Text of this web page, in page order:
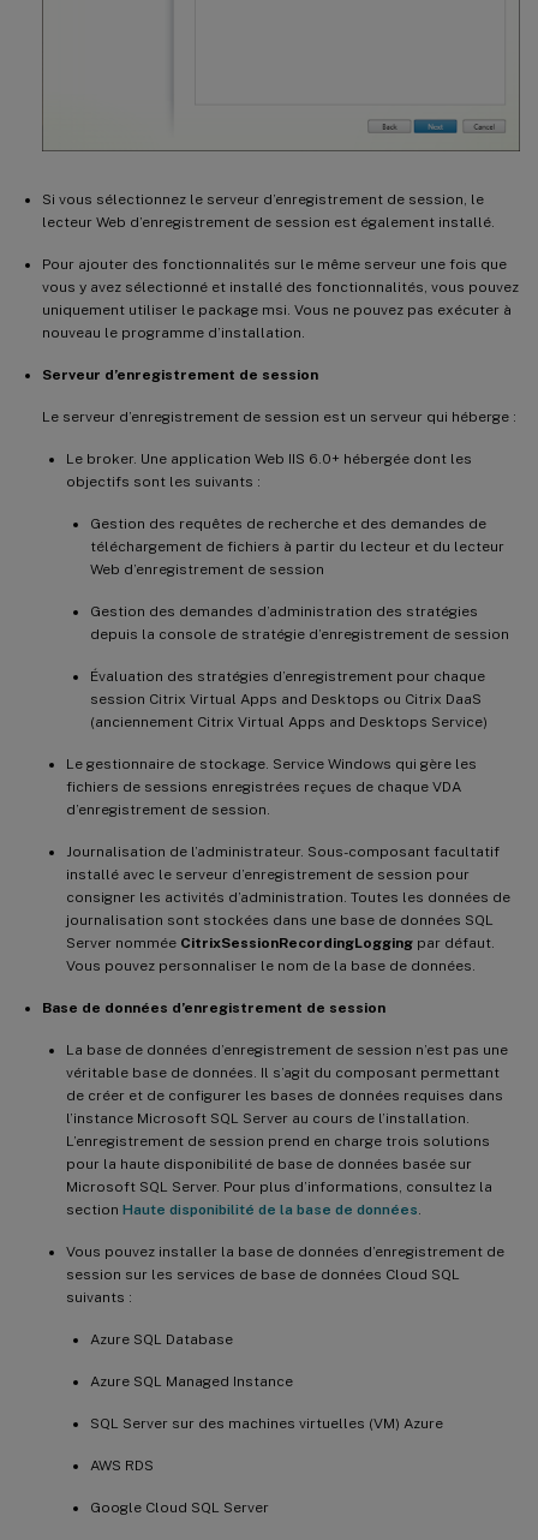
Si vous sélectionnez le serveur d’enregistrement de session, le
lecteur Web d’enregistrement de session est également installé.
Pour ajouter des fonctionnalités sur le même serveur une fois que
vous y avez sélectionné et installé des fonctionnalités, vous pouvez
uniquement utiliser le package msi. Vous ne pouvez pas exécuter à
nouveau le programme d’installation.
Serveur d’enregistrement de session
Le serveur d’enregistrement de session est un serveur qui héberge :
Le broker. Une application Web IIS 6.0+ hébergée dont les
objectifs sont les suivants :
Gestion des requêtes de recherche et des demandes de
téléchargement de fichiers à partir du lecteur et du lecteur
Web d’enregistrement de session
Gestion des demandes d’administration des stratégies
depuis la console de stratégie d’enregistrement de session
Évaluation des stratégies d’enregistrement pour chaque
session Citrix Virtual Apps and Desktops ou Citrix DaaS
(anciennement Citrix Virtual Apps and Desktops Service)
Le gestionnaire de stockage. Service Windows qui gère les
fichiers de sessions enregistrées reçues de chaque VDA
d’enregistrement de session.
Journalisation de l’administrateur. Sous-composant facultatif
installé avec le serveur d’enregistrement de session pour
consigner les activités d’administration. Toutes les données de
journalisation sont stockées dans une base de données SQL
Server nommée CitrixSessionRecordingLogging par défaut.
Vous pouvez personnaliser le nom de la base de données.
Base de données d’enregistrement de session
La base de données d’enregistrement de session n’est pas une
véritable base de données. Il s’agit du composant permettant
de créer et de configurer les bases de données requises dans
l’instance Microsoft SQL Server au cours de l’installation.
L’enregistrement de session prend en charge trois solutions
pour la haute disponibilité de base de données basée sur
Microsoft SQL Server. Pour plus d’informations, consultez la
section Haute disponibilité de la base de données.
Vous pouvez installer la base de données d’enregistrement de
session sur les services de base de données Cloud SQL
suivants :
Azure SQL Database
Azure SQL Managed Instance
SQL Server sur des machines virtuelles (VM) Azure
AWS RDS
Google Cloud SQL Server